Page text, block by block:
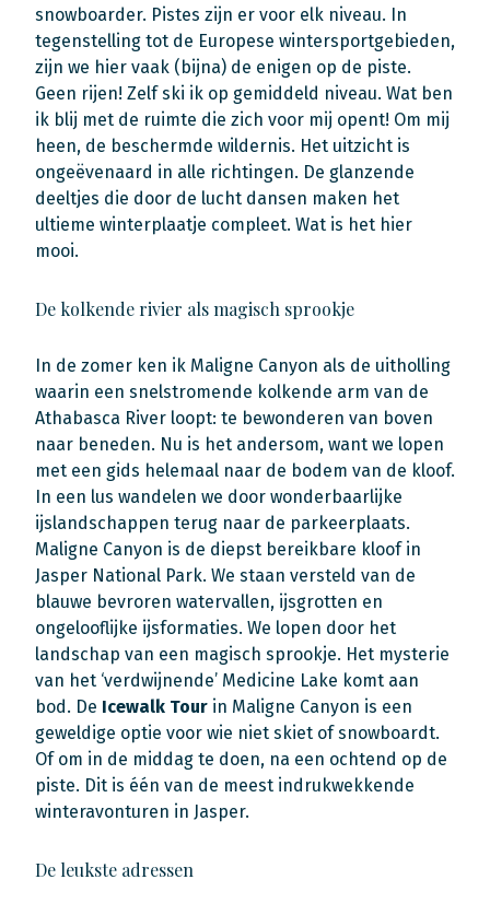
snowboarder. Pistes zijn er voor elk niveau. In
tegenstelling tot de Europese wintersportgebieden,
zijn we hier vaak (bijna) de enigen op de piste.
Geen rijen! Zelf ski ik op gemiddeld niveau. Wat ben
ik blij met de ruimte die zich voor mij opent! Om mij
heen, de beschermde wildernis. Het uitzicht is
ongeëvenaard in alle richtingen. De glanzende
deeltjes die door de lucht dansen maken het
ultieme winterplaatje compleet. Wat is het hier
mooi.
De kolkende rivier als magisch sprookje
In de zomer ken ik Maligne Canyon als de uitholling
waarin een snelstromende kolkende arm van de
Athabasca River loopt: te bewonderen van boven
naar beneden. Nu is het andersom, want we lopen
met een gids helemaal naar de bodem van de kloof.
In een lus wandelen we door wonderbaarlijke
ijslandschappen terug naar de parkeerplaats.
Maligne Canyon is de diepst bereikbare kloof in
Jasper National Park. We staan versteld van de
blauwe bevroren watervallen, ijsgrotten en
ongelooflijke ijsformaties. We lopen door het
landschap van een magisch sprookje. Het mysterie
van het ‘verdwijnende’ Medicine Lake komt aan
bod. De Icewalk Tour in Maligne Canyon is een
geweldige optie voor wie niet skiet of snowboardt.
Of om in de middag te doen, na een ochtend op de
piste. Dit is één van de meest indrukwekkende
winteravonturen in Jasper.
De leukste adressen